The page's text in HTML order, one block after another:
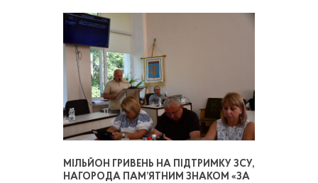
МІЛЬЙОН ГРИВЕНЬ НА ПІДТРИМКУ ЗСУ,
НАГОРОДА ПАМ’ЯТНИМ ЗНАКОМ «ЗА